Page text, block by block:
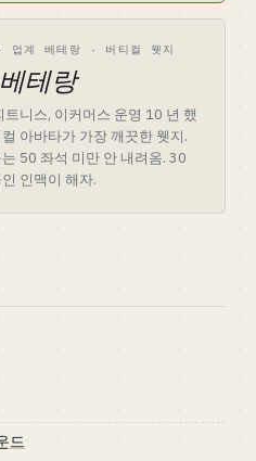
업계 베테랑 · 버티컬 웻지
테랑
트니스, 이커머스 운영 10 년 했
아바타가 가장 깨끗한 웻지.
50 좌석 미만 안 내려옴. 30
인맥이 해자.
드